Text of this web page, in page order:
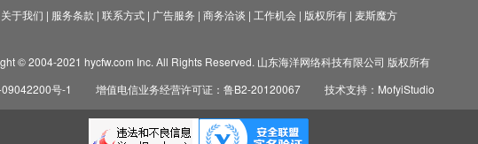
关于我们 | 服务条款 | 联系方式| 广告服务 | 商务洽谈 | 工作机会| 版权所有| 麦斯魔方
© 2004-2021 hycfw.com Inc. All Rights Reserved. 山东海洋网络科技有限公司 版权所有
号-1
增值电信业务经营许可证：鲁B2-20120067 技术支持：MofyiStudio